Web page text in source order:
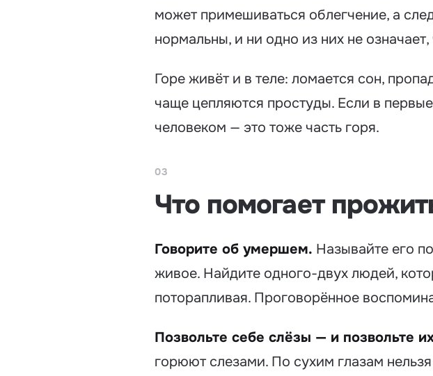
может примешиваться облегчение, а
нормальны, и ни одно из них не
Горе живёт и в теле: ломается сон,
чаще цепляются простуды. Если в
человеком — это тоже часть горя.
03
Что помогает
Говорите об умершем. Называйте его
живое. Найдите одного-двух людей,
поторапливая. Проговорённое
Позвольте себе слёзы — и позвольте
горюют слезами. По сухим глазам